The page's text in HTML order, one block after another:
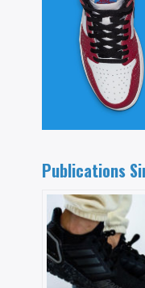
Publications